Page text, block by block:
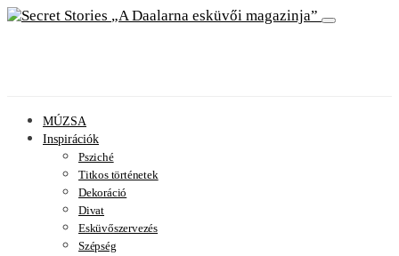
A Daalarna esküvői magazinja
MÚZSA
Inspirációk
Psziché
Titkos történetek
Dekoráció
Divat
Esküvőszervezés
Szépség